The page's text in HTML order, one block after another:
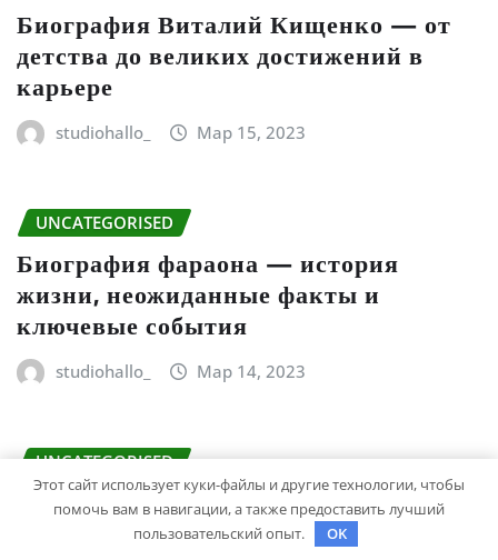
Биография Виталий Кищенко — от
детства до великих достижений в
карьере
studiohallo_ Мар 15, 2023
UNCATEGORISED
Биография фараона — история
жизни, неожиданные факты и
ключевые события
studiohallo_ Мар 14, 2023
UNCATEGORISED
Константин Ивлев — биография и
личная жизнь — интересные факты,
Этот сайт использует куки-файлы и другие технологии, чтобы
помочь вам в навигации, а также предоставить лучший
пользовательский опыт.
OK